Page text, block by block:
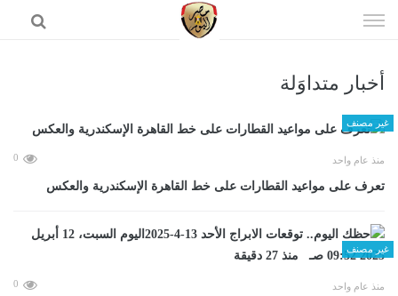
الى
أخبار متداوَلة
غير مصنف
منذ عام واحد 0
تعرف على مواعيد القطارات على خط القاهرة الإسكندرية والعكس
غير مصنف
منذ عام واحد 0